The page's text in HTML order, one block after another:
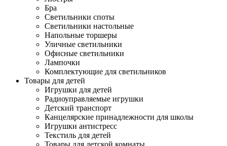
Бра
Светильники споты
Светильники настольные
Напольные торшеры
Уличные светильники
Офисные светильники
Лампочки
Комплектующие для светильников
Товары для детей
Игрушки для детей
Радиоуправляемые игрушки
Детский транспорт
Канцелярские принадлежности для школы
Игрушки антистресс
Текстиль для детей
Товары для детской комнаты